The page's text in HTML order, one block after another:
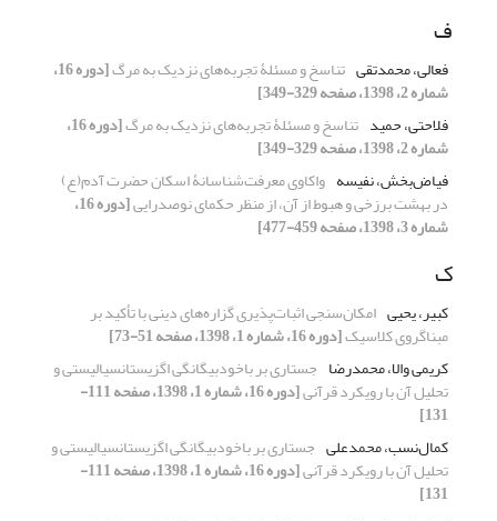
ف
فعالی، محمدتقی تناسخ و مسئلۀ تجربه‌های نزدیک به مرگ [دوره 16،
شماره 2، 1398، صفحه 329-349]
فلاحتی، حمید تناسخ و مسئلۀ تجربه‌های نزدیک به مرگ [دوره 16،
شماره 2، 1398، صفحه 329-349]
فیاض‌بخش، نفیسه واکاوی معرفت‌شناسانۀ اسکان حضرت آدم(ع)
در بهشت برزخی و هبوط از آن، از منظر حکمای نوصدرایی [دوره 16،
شماره 3، 1398، صفحه 459-477]
ک
کبیر، یحیی امکان‌سنجی اثبات‌پذیری گزاره‌های دینی با تأکید بر
مبناگروی کلاسیک[دوره 16، شماره 1، 1398، صفحه 51-73]
کریمی والا، محمدرضا جستاری بر باخودبیگانگی اگزیستانسیالیستی و
تحلیل آن با رویکرد قرآنی [دوره 16، شماره 1، 1398، صفحه 111-
131]
کمال‌نسب، محمدعلی جستاری بر باخودبیگانگی اگزیستانسیالیستی و
تحلیل آن با رویکرد قرآنی [دوره 16، شماره 1، 1398، صفحه 111-
131]